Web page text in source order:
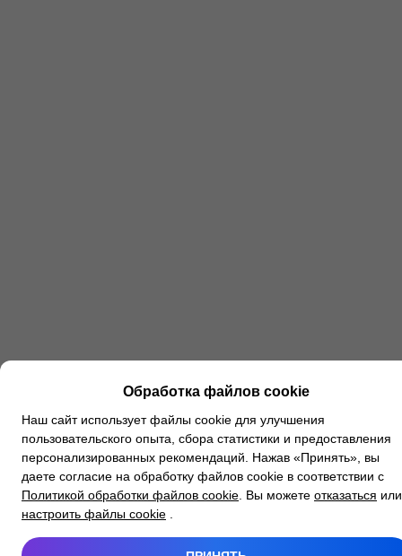
Обработка файлов cookie
Наш сайт использует файлы cookie для улучшения
пользовательского опыта, сбора статистики и предоставления
персонализированных рекомендаций. Нажав «Принять», вы
даете согласие на обработку файлов cookie в соответствии с
Политикой обработки файлов cookie . Вы можете отказаться или
настроить файлы cookie